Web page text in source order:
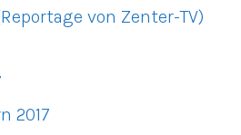
von Zenter-TV)
2017